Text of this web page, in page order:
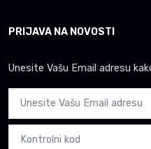
PRIJAVA NA NOVOSTI
Unesite Vašu Email adresu